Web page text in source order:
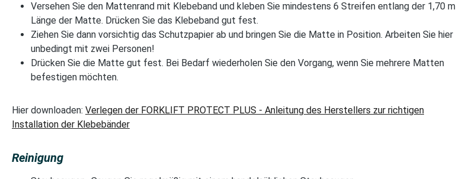
Versehen Sie den Mattenrand mit Klebeband und kleben Sie mindestens 6 Streifen entlang der 1,70 m
Länge der Matte. Drücken Sie das Klebeband gut fest.
Ziehen Sie dann vorsichtig das Schutzpapier ab und bringen Sie die Matte in Position. Arbeiten Sie hier
unbedingt mit zwei Personen!
Drücken Sie die Matte gut fest. Bei Bedarf wiederholen Sie den Vorgang, wenn Sie mehrere Matten
befestigen möchten.
Hier downloaden: Verlegen der FORKLIFT PROTECT PLUS - Anleitung des Herstellers zur richtigen
Installation der Klebebänder
Reinigung